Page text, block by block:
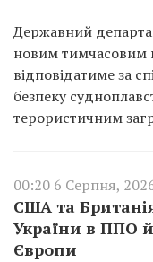
Державний
новим тимчасовим
відповідатиме за
безпеку
терористичним
00:20 6 Серпня,
США та
України в ППО
Європи